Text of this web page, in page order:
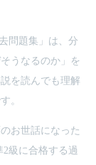
問題集 」は、分
うなるのか」を
を読んでも理解
。
お世話になった
級に合格する過